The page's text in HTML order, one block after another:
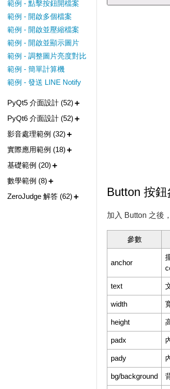
Button 按
加入 Button 之後
參數
anchor
text
width
height
padx
pady
bg/background
範例 - 點擊按鈕開檔案
範例 - 開啟多個檔案
範例 - 開啟並壓縮檔案
範例 - 開啟並顯示圖片
範例 - 調整圖片亮度對比
範例 - 簡單計算機
範例 - 發送 LINE Notify
PyQt5 介面設計 (52)
PyQt6 介面設計 (52)
影音處理範例 (32)
實際應用範例 (18)
基礎範例 (20)
數學範例 (8)
ZeroJudge 解答 (62)